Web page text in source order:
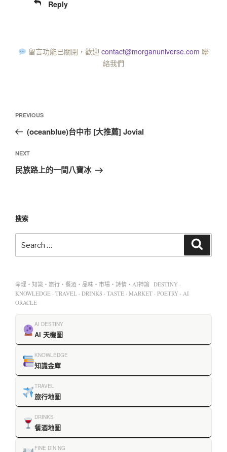
Reply
留言功能已關閉，歡迎 contact@morganuniverse.com 聯
絡我們
PREVIOUS
(oceanblue)台中市 [大推薦] Jovial
NEXT
民族路上的一間八寶冰
搜索
命理・知識・旅行・餐酒・品味・市場・詩情・AI神諭 DESTINY ·
KNOWLEDGE · TRAVEL · DRINKS · TASTE · MARKET · POETRY · AI
ORACLE
AI DESTINY
AI 天機圖
KNOWLEDGE
知識金庫
TRAVEL
旅行地圖
DRINKS
餐酒地圖
FINE DINING